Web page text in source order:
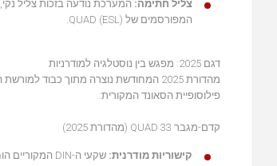
צליל חתימה: המערכת נודעה בזכות צליל
המפורסמים של QUAD (ESL).
דגם 2025: מפגש בין נוסטלגיה למודרניות
מהדורת 2025 המחודשת נוצרה מתוך
פילוסופיית הסאונד המקורית:
קדם-מגבר QUAD 33 (מהדורת 2025)
קישוריות מודרנית: שקעי ה-DIN המקוריים הוחלפו בכניסות ויציאות RCA ו-XLR מאוזנות לחלוטין, המאפשרות חיבור למגוון רחב של ציוד מודרני.